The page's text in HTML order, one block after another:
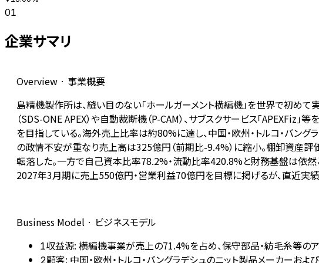
01
企業サマリ
Overview · 事業概要
島精機製作所は、縫い目のない「ホールガーメント横編機」を世界で初め
（SDS-ONE APEX）や自動裁断機（P-CAM）、サブスクサービス「APEXFiz
を目指している。海外売上比率は約80%に達し、中国・欧州・トルコ・バン
の政情不安が重なり売上高は325億円（前期比-9.4%）に縮小。棚卸資産
転落した。一方で自己資本比率78.2%・流動比率420.8%と財務基盤は依
2027年3月期に売上550億円・営業利益70億円を目標に掲げるが、直近実
Business Model · ビジネスモデル
1収益源: 横編機事業が売上の71.4%を占め、保守部品・紡毛糸等の
2顧客: 中国・欧州・トルコ・バングラデシュのニット製品メーカーお